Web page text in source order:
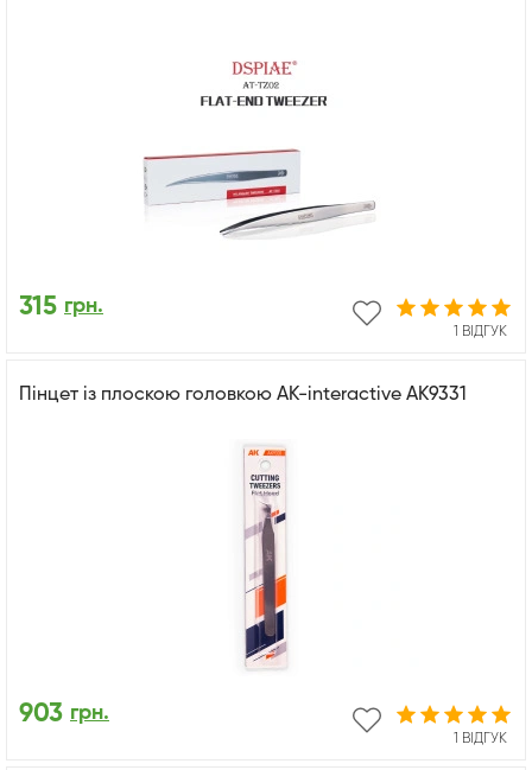
1 ВІДГУК
315 грн.
Пінцет із плоскою головкою AK-interactive AK9331
1 ВІДГУК
903 грн.